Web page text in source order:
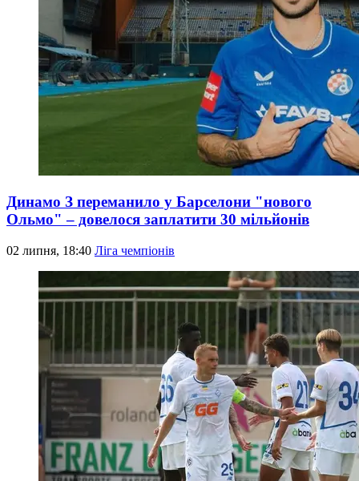
Динамо З переманило у Барселони "нового
Ольмо" – довелося заплатити 30 мільйонів
02 липня, 18:40 Ліга чемпіонів